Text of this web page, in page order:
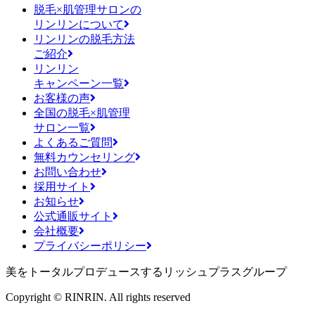
脱毛×肌管理サロンの
リンリンについて
リンリンの脱毛方法
ご紹介
リンリン
キャンペーン一覧
お客様の声
全国の脱毛×肌管理
サロン一覧
よくあるご質問
無料カウンセリング
お問い合わせ
採用サイト
お知らせ
公式通販サイト
会社概要
プライバシーポリシー
美をトータルプロデュースするリッシュプラスグループ
Copyright © RINRIN. All rights reserved